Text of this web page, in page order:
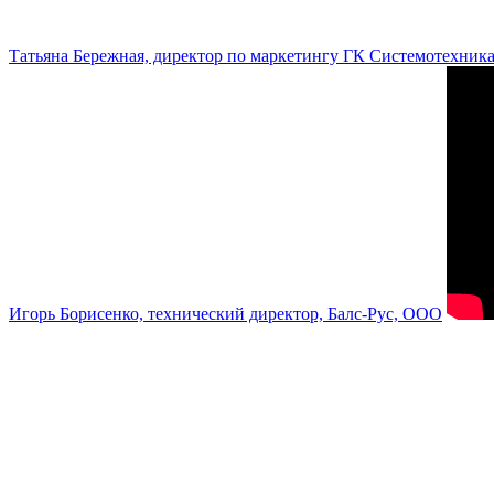
Татьяна Бережная, директор по маркетингу ГК Системотехника
Игорь Борисенко, технический директор, Балс-Рус, ООО